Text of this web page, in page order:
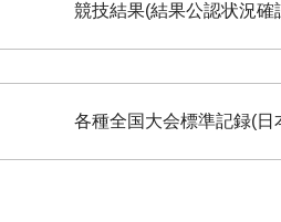
競技結果(結果公認状
各種全国大会標準記